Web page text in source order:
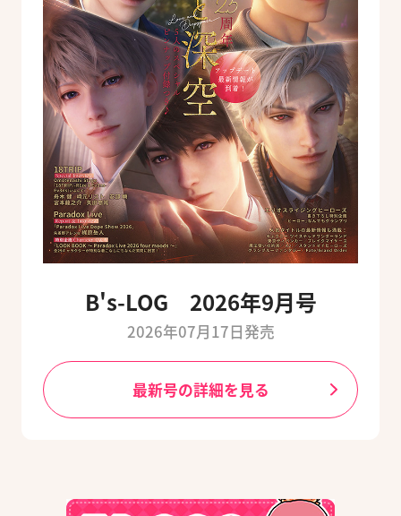
B's-LOG 2026年9月号
2026年07月17日発売
最新号の詳細を見る